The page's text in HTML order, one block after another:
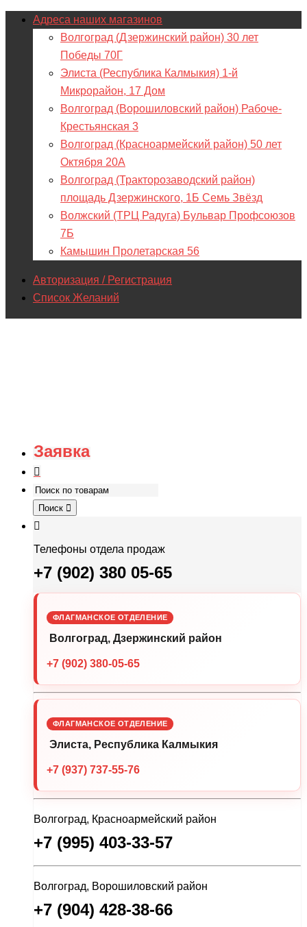
Адреса наших магазинов
Волгоград (Дзержинский район) 30 лет
Победы 70Г
Элиста (Республика Калмыкия) 1-й
Микрорайон, 17 Дом
Волгоград (Ворошиловский район) Рабоче-
Крестьянская 3
Волгоград (Красноармейский район) 50 лет
Октября 20А
Волгоград (Тракторозаводский район)
площадь Дзержинского, 1Б Семь Звёзд
Волжский (ТРЦ Радуга) Бульвар Профсоюзов
7Б
Камышин Пролетарская 56
Авторизация / Регистрация
Список Желаний
Заявка
Поиск
Телефоны отдела продаж
+7 (902) 380 05-65
ФЛАГМАНСКОЕ ОТДЕЛЕНИЕ
Волгоград, Дзержинский район
+7 (902) 380-05-65
ФЛАГМАНСКОЕ ОТДЕЛЕНИЕ
Элиста, Республика Калмыкия
+7 (937) 737-55-76
Волгоград, Красноармейский район
+7 (995) 403-33-57
Волгоград, Ворошиловский район
+7 (904) 428-38-66